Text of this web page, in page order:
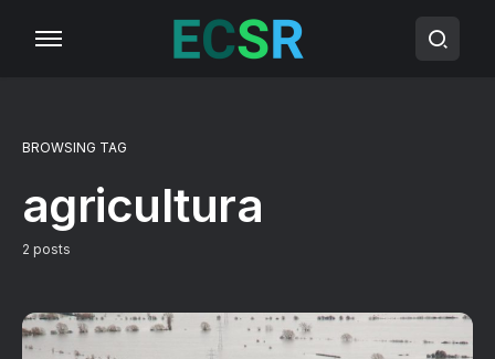
BROWSING TAG
agricultura
2 posts